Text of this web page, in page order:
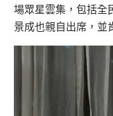
場眾星雲集，包括全
景成也親自出席，並